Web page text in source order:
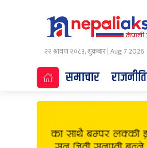
२२ श्रावण २०८३, शुक्रबार | Aug 7 2026
समाचार राजनीति